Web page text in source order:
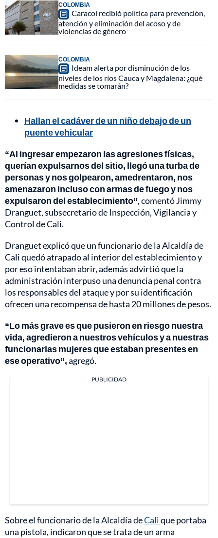
COLOMBIA
Caracol recibió política para prevención,
atención y eliminación del acoso y de
violencias de género
COLOMBIA
Ideam alerta por disminución de los
niveles de los ríos Cauca y Magdalena: ¿qué
medidas se tomarán?
Hallan el cadáver de un niño debajo de un
puente vehicular
“Al ingresar empezaron las agresiones físicas,
querían expulsarnos del sitio, llegó una turba de
personas y nos golpearon, amedrentaron, nos
amenazaron incluso con armas de fuego y nos
expulsaron del establecimiento”, comentó Jimmy
Dranguet, subsecretario de Inspección, Vigilancia y
Control de Cali.
Dranguet explicó que un funcionario de la Alcaldía de
Cali quedó atrapado al interior del establecimiento y
por eso intentaban abrir, además advirtió que la
administración interpuso una denuncia penal contra
los responsables del ataque y por su identificación
ofrecen una recompensa de hasta 20 millones de pesos.
“Lo más grave es que pusieron en riesgo nuestra
vida, agredieron a nuestros vehículos y a nuestras
funcionarias mujeres que estaban presentes en
ese operativo”,agregó.
PUBLICIDAD
Sobre el funcionario de la Alcaldía deCalique portaba
una pistola, indicaron que se trata de un arma